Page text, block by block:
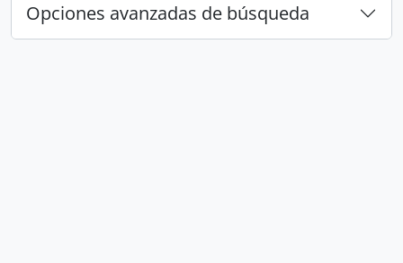
Opciones avanzadas de búsqueda